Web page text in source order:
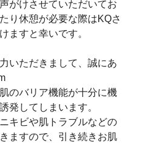
がけさせていただいてお
り休憩が必要な際はKQさ
ますと幸いです。
いただきまして、誠にあ
のバリア機能が十分に機
発してしまいます。
キビや肌トラブルなどの
ますので、引き続きお肌